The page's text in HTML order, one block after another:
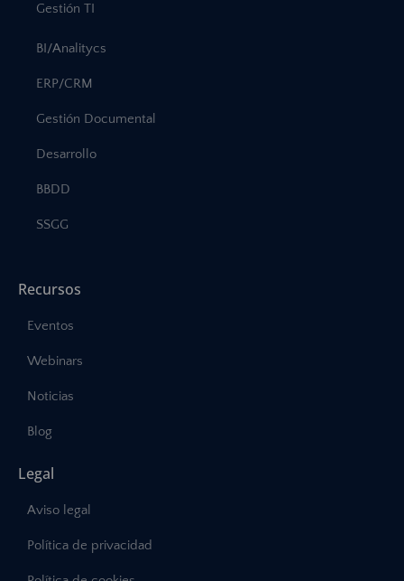
Gestión TI
BI/Analitycs
ERP/CRM
Gestión Documental
Desarrollo
BBDD
SSGG
Recursos
Eventos
Webinars
Noticias
Blog
Legal
Aviso legal
Política de privacidad